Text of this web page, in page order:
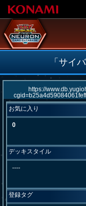
「サイ
お気に入り
0
デッキスタイル
----
登録タグ